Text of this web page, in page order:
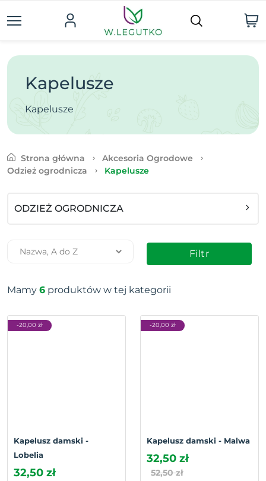
Kapelusze
Kapelusze
Strona główna
Akcesoria Ogrodowe
Odzież ogrodnicza
Kapelusze
ODZIEŻ OGRODNICZA
Filtr
Mamy 6 produktów w tej kategorii
-20,00 zł
Kapelusz damski -
Lobelia
32,50 zł
-20,00 zł
Kapelusz damski - Malwa
32,50 zł
52,50 zł